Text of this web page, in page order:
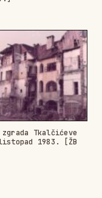
zgrada Tkalčićeve
1983. [ŽB